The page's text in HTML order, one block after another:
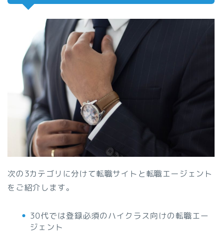
次の3カテゴリに分けて転職サイトと転職エージェント
をご紹介します。
30代では登録必須のハイクラス向けの転職エー
ジェント